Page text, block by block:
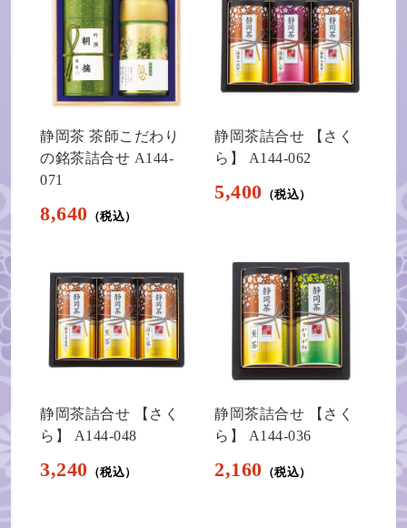
静岡茶 茶師こだわり
の銘茶詰合せ A144-
071
8,640
静岡茶詰合せ 【さく
ら】 A144-062
5,400
静岡茶詰合せ 【さく
ら】 A144-048
3,240
静岡茶詰合せ 【さく
ら】 A144-036
2,160